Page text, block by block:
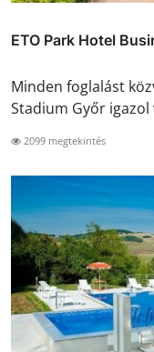
ETO Park Hotel
Minden foglalást
Stadium Győr igazol
2099 megtekintés